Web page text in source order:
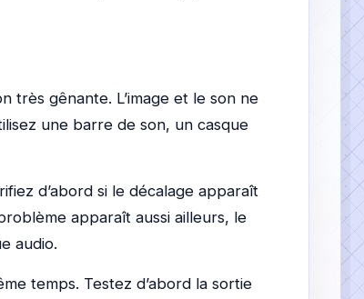
très gênante. L’image et le son ne
une barre de son, un casque
d’abord si le décalage apparaît
apparaît aussi ailleurs, le
audio.
temps. Testez d’abord la sortie